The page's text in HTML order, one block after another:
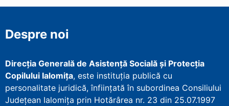
Despre noi
Direcţia Generală de Asistenţă Socială şi Protecţia
Copilului Ialomița, este instituţia publică cu
personalitate juridică, înfiinţată în subordinea Consiliului
Județean Ialomița prin Hotărârea nr. 23 din 25.07.1997